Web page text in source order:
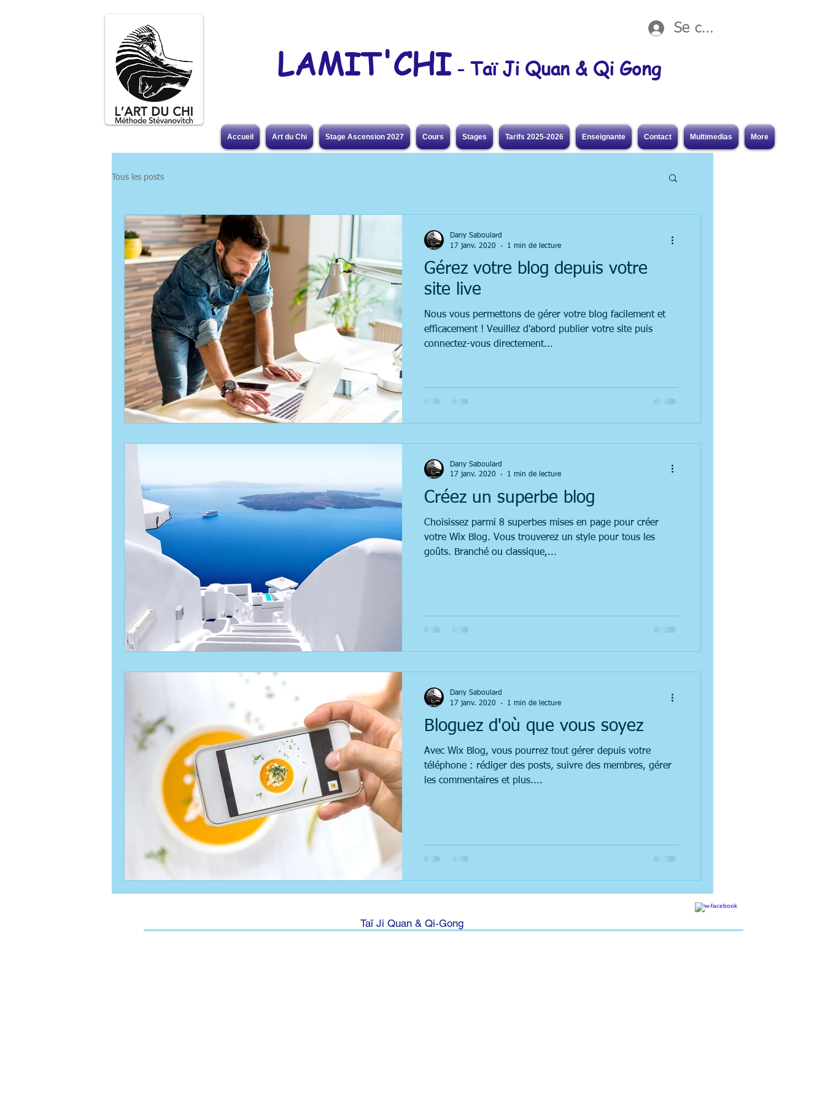
Se connecter
LAMIT'CHI- Taï Ji Quan & Qi Gong
Accueil Art du Chi Stage Ascension 2027 Cours Stages Tarifs 2025-2026 Enseignante Contact Multimedias More
Tous les posts
Gérez votre blog depuis votre
site live
Nous vous permettons de gérer votre blog facilement et
efficacement ! Veuillez d'abord publier votre site puis
connectez-vous directement...
Dany Saboulard
17 janv. 2020
1 min de lecture
Créez un superbe blog
Choisissez parmi 8 superbes mises en page pour créer
votre Wix Blog. Vous trouverez un style pour tous les
goûts. Branché ou classique,...
Dany Saboulard
17 janv. 2020
1 min de lecture
Bloguez d'où que vous soyez
Avec Wix Blog, vous pourrez tout gérer depuis votre
téléphone : rédiger des posts, suivre des membres, gérer
les commentaires et plus....
Dany Saboulard
17 janv. 2020
1 min de lecture
Taï Ji Quan & Qi-Gong